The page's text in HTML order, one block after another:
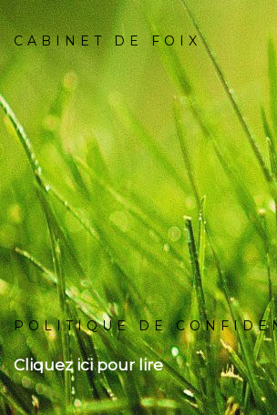
CABINET DE FOIX
POLITIQUE DE
Cliquez ici pour lire